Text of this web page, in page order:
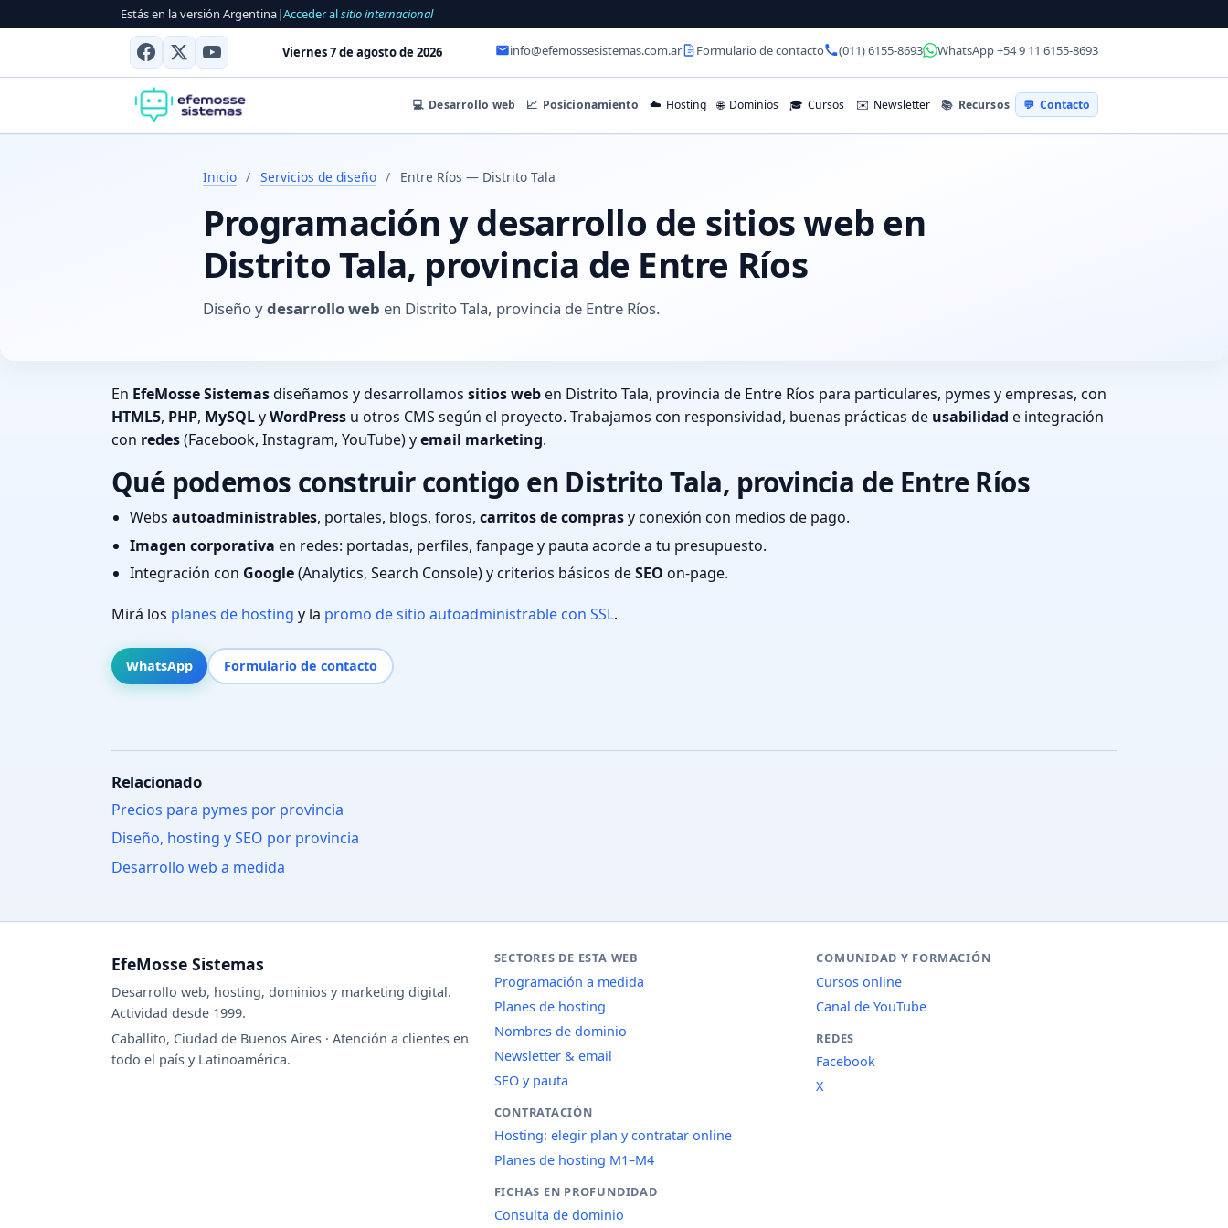
Estás en la versión Argentina|Acceder alsitio internacional
Viernes 7 de agosto de 2026 info@efemossesistemas.com.ar Formulario de contacto (011) 6155-8693 WhatsApp +54 9 11 6155-8693
💻 Desarrollo web 📈 Posicionamiento ☁️ Hosting 🌐 Dominios 🎓 Cursos ✉️ Newsletter 📚 Recursos 💬 Contacto
Inicio / Servicios de diseño / Entre Ríos — Distrito Tala
Programación y desarrollo de sitios web en
Distrito Tala, provincia de Entre Ríos
Diseño ydesarrollo web en Distrito Tala, provincia de Entre Ríos.
En EfeMosse Sistemasdiseñamos y desarrollamos sitios weben Distrito Tala, provincia de Entre Ríos para particulares, pymes y empresas, con
HTML5, PHP, MySQLyWordPress u otros CMS según el proyecto. Trabajamos con responsividad, buenas prácticas de usabilidad e integración
con redes(Facebook, Instagram, YouTube) yemail marketing.
Qué podemos construir contigo en Distrito Tala, provincia de Entre Ríos
Webs autoadministrables, portales, blogs, foros, carritos de comprasy conexión con medios de pago.
Imagen corporativa en redes: portadas, perfiles, fanpage y pauta acorde a tu presupuesto.
Integración con Google(Analytics, Search Console) y criterios básicos deSEO on-page.
Mirá los planes de hosting y la promo de sitio autoadministrable con SSL.
WhatsApp Formulario de contacto
Relacionado
Precios para pymes por provincia
Diseño, hosting y SEO por provincia
Desarrollo web a medida
EfeMosse Sistemas
Desarrollo web, hosting, dominios y marketing digital.
Actividad desde 1999.
Caballito, Ciudad de Buenos Aires · Atención a clientes en
todo el país y Latinoamérica.
SECTORES DE ESTA WEB
Programación a medida
Planes de hosting
Nombres de dominio
Newsletter & email
SEO y pauta
CONTRATACIÓN
Hosting: elegir plan y contratar online
Planes de hosting M1–M4
FICHAS EN PROFUNDIDAD
Consulta de dominio
COMUNIDAD Y FORMACIÓN
Cursos online
Canal de YouTube
REDES
Facebook
X